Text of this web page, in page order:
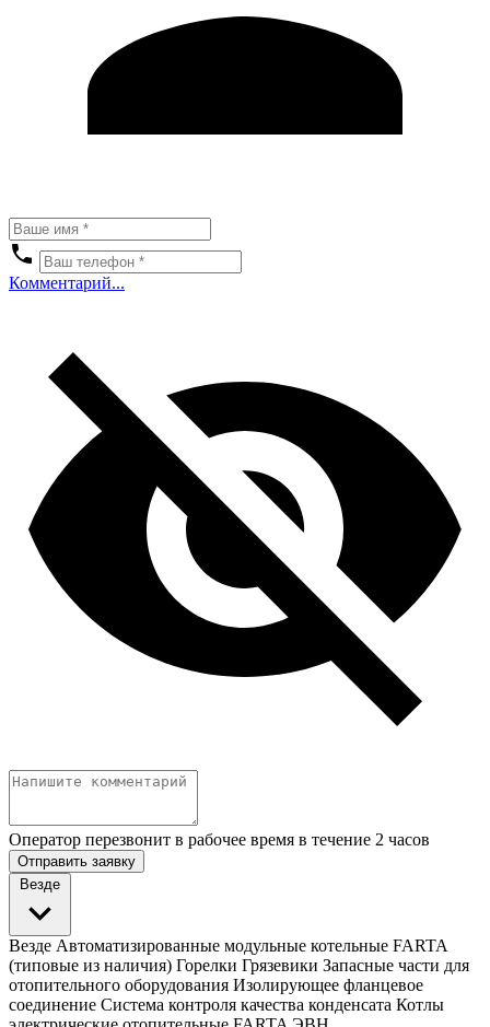
Комментарий...
Оператор перезвонит в рабочее время в течение 2 часов
Отправить заявку
Везде
Везде Автоматизированные модульные котельные FARTA
(типовые из наличия) Горелки Грязевики Запасные части для
отопительного оборудования Изолирующее фланцевое
соединение Система контроля качества конденсата Котлы